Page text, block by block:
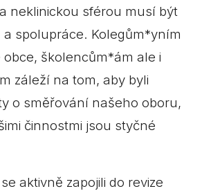
neklinickou sférou musí být
a spolupráce. Kolegům*yním
obce, školencům*ám ale i
záleží na tom, aby byli
o směřování našeho oboru,
činnostmi jsou styčné
aktivně zapojili do revize